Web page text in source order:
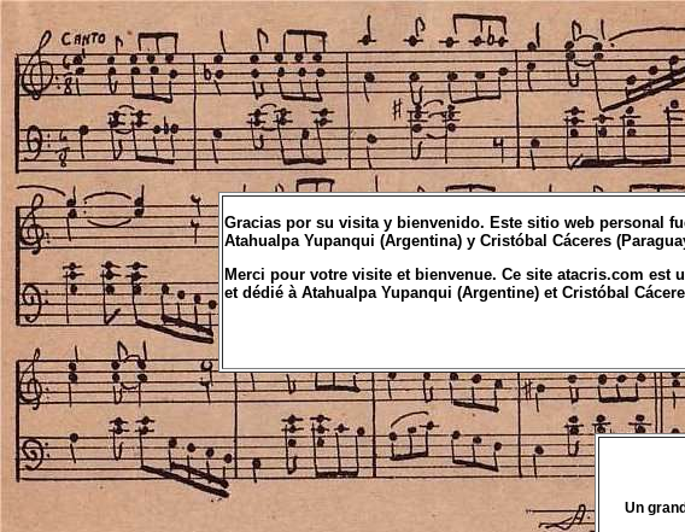
Gracias por su visita y bienvenido. Este sitio web personal
Atahualpa Yupanqui (Argentina) y Cristóbal Cáceres
Merci pour votre visite et bienvenue. Ce site atacris.com est
et dédié à Atahualpa Yupanqui (Argentine) et Cristóbal
Un